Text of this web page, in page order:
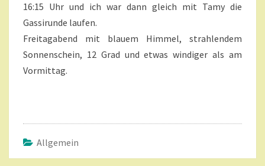
E
N
?
16:15 Uhr und ich war dann gleich mit Tamy die
Gassirunde laufen.
Freitagabend mit blauem Himmel, strahlendem
Sonnenschein, 12 Grad und etwas windiger als am
Vormittag.
Allgemein